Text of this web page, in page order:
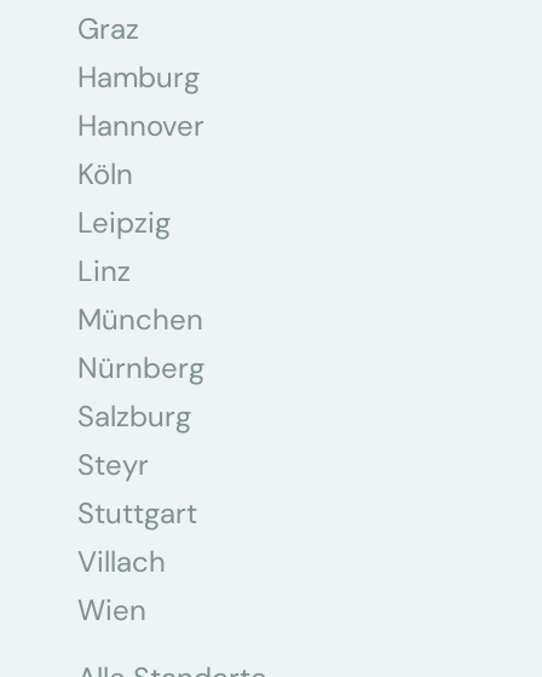
Graz
Hamburg
Hannover
Köln
Leipzig
Linz
München
Nürnberg
Salzburg
Steyr
Stuttgart
Villach
Wien